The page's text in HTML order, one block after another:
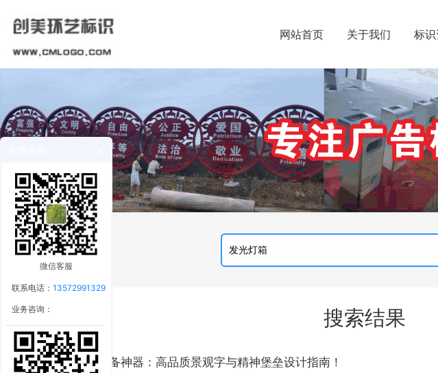
网站首页 关于我们 标
搜索结果
党建展厅布置必备神器：高品质景观字与精神堡垒设计指南！
微信客服
联系电话：13572991329
业务咨询：